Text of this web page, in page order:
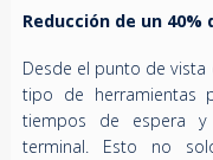
Reducción de un
Desde el punto de vista
tipo de herramientas
tiempos de espera y
terminal. Esto no